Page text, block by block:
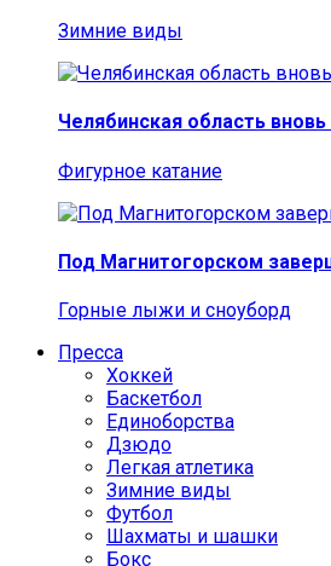
Зимние виды
Челябинская область
Фигурное катание
Под Магнитогорском
Горные лыжи и сноуборд
Пресса
Хоккей
Баскетбол
Единоборства
Дзюдо
Легкая атлетика
Зимние виды
Футбол
Шахматы и шашки
Бокс